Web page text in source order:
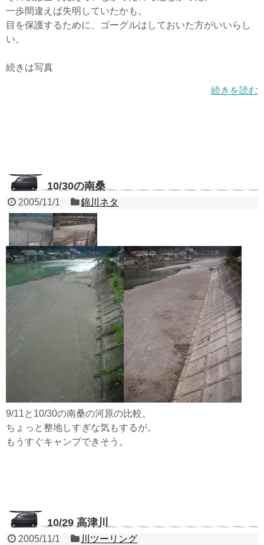
一歩間違えば失明していたかも。
目を保護するために、ゴーグルはしておいた方がいいらし
い。
続きは写真
続きを読む
10/30の南桑
2005/11/1 錦川ネタ
9/11と10/30の南桑の河原の比較。
ちょっと整地しすぎな気もするが。
もうすぐキャンプできそう。
10/29 高津川
2005/11/1 川ツーリング